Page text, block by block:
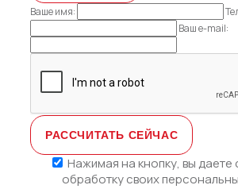
Ваше имя:
Ваш e-mail:
Нажимая на кнопку, вы даете
обработку своих